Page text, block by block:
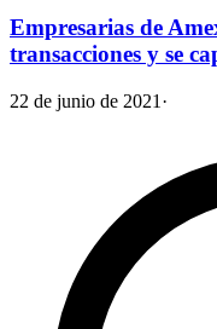
Empresarias de
transacciones y se
22 de junio de 2021 ·